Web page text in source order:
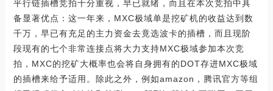
平行链插槽竞拍十分重视，早已就绪，而且在本次竞拍中具
备显著优点：这一年来，MXC极域单是挖矿机的收益达到数
千万，早已有充足的主力资金去竟选波卡的插槽，而且现阶
段现有的七个非常连接点将大力支持MXC极域参加本次竞
拍，MXC的挖矿大概率也会将自身拥有的DOT存进MXC极域
的插槽来给予适用。除此之外，例如amazon，腾讯官方等组